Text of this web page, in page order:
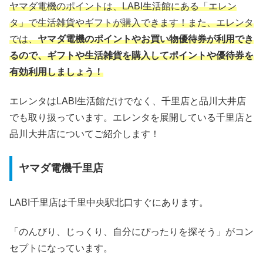
ヤマダ電機のポイントは、LABI生活館にある「エレン
タ」で生活雑貨やギフトが購入できます！また、エレンタ
では、ヤマダ電機のポイントやお買い物優待券が利用でき
るので、ギフトや生活雑貨を購入してポイントや優待券を
有効利用しましょう！
エレンタはLABI生活館だけでなく、千里店と品川大井店
でも取り扱っています。エレンタを展開している千里店と
品川大井店についてご紹介します！
ヤマダ電機千里店
LABI千里店は千里中央駅北口すぐにあります。
「のんびり、じっくり、自分にぴったりを探そう」がコン
セプトになっています。